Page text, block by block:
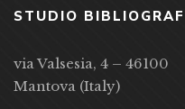
STUDIO
via Valsesia, 4 – 46100
Mantova (Italy)